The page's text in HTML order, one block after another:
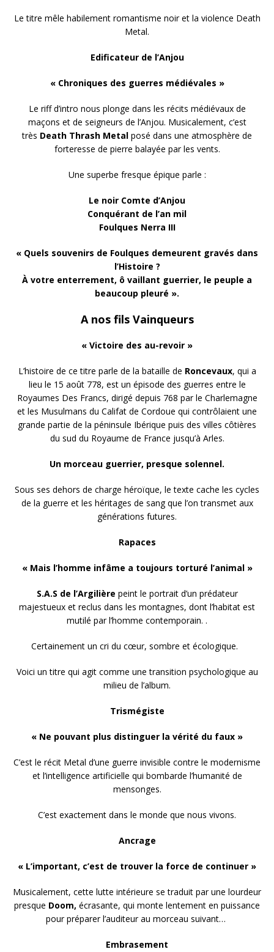
Le titre mêle habilement romantisme noir et la violence Death
Metal.
Edificateur de l’Anjou
« Chroniques des guerres médiévales »
Le riff d’intro nous plonge dans les récits médiévaux de
maçons et de seigneurs de l’Anjou. Musicalement, c’est
très Death Thrash Metal posé dans une atmosphère de
forteresse de pierre balayée par les vents.
Une superbe fresque épique parle :
Le noir Comte d’Anjou
Conquérant de l’an mil
Foulques Nerra III
« Quels souvenirs de Foulques demeurent gravés dans
l’Histoire ?
À votre enterrement, ô vaillant guerrier, le peuple a
beaucoup pleuré ».
A nos fils Vainqueurs
« Victoire des au-revoir »
L’histoire de ce titre parle de la bataille de Roncevaux, qui a
lieu le 15 août 778, est un épisode des guerres entre le
Royaumes Des Francs, dirigé depuis 768 par le Charlemagne
et les Musulmans du Califat de Cordoue qui contrôlaient une
grande partie de la péninsule Ibérique puis des villes côtières
du sud du Royaume de France jusqu’à Arles.
Un morceau guerrier, presque solennel.
Sous ses dehors de charge héroïque, le texte cache les cycles
de la guerre et les héritages de sang que l’on transmet aux
générations futures.
Rapaces
« Mais l’homme infâme a toujours torturé l’animal »
S.A.S de l’Argilière peint le portrait d’un prédateur
majestueux et reclus dans les montagnes, dont l’habitat est
mutilé par l’homme contemporain. .
Certainement un cri du cœur, sombre et écologique.
Voici un titre qui agit comme une transition psychologique au
milieu de l’album.
Trismégiste
« Ne pouvant plus distinguer la vérité du faux »
C’est le récit Metal d’une guerre invisible contre le modernisme
et l’intelligence artificielle qui bombarde l’humanité de
mensonges.
C’est exactement dans le monde que nous vivons.
Ancrage
« L’important, c’est de trouver la force de continuer »
Musicalement, cette lutte intérieure se traduit par une lourdeur
presque Doom, écrasante, qui monte lentement en puissance
pour préparer l’auditeur au morceau suivant…
Embrasement